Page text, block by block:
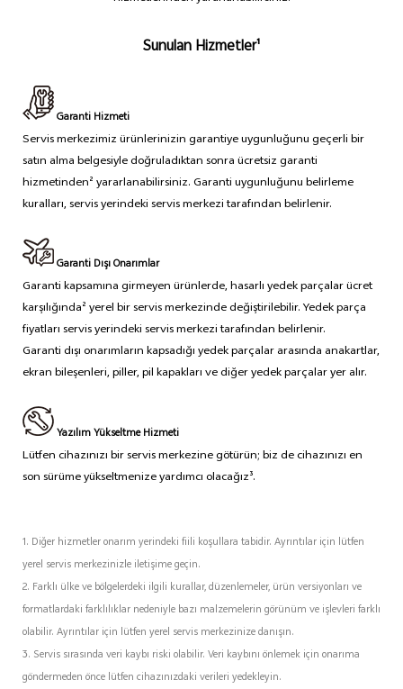
Sunulan Hizmetler¹
Garanti Hizmeti
Servis merkezimiz ürünlerinizin garantiye uygunluğunu geçerli bir
satın alma belgesiyle doğruladıktan sonra ücretsiz garanti
hizmetinden² yararlanabilirsiniz. Garanti uygunluğunu belirleme
kuralları, servis yerindeki servis merkezi tarafından belirlenir.
Garanti Dışı Onarımlar
Garanti kapsamına girmeyen ürünlerde, hasarlı yedek parçalar ücret
karşılığında² yerel bir servis merkezinde değiştirilebilir. Yedek parça
fiyatları servis yerindeki servis merkezi tarafından belirlenir.
Garanti dışı onarımların kapsadığı yedek parçalar arasında anakartlar,
ekran bileşenleri, piller, pil kapakları ve diğer yedek parçalar yer alır.
Yazılım Yükseltme Hizmeti
Lütfen cihazınızı bir servis merkezine götürün; biz de cihazınızı en
son sürüme yükseltmenize yardımcı olacağız³.
1. Diğer hizmetler onarım yerindeki fiili koşullara tabidir. Ayrıntılar için lütfen
yerel servis merkezinizle iletişime geçin.
2. Farklı ülke ve bölgelerdeki ilgili kurallar, düzenlemeler, ürün versiyonları ve
formatlardaki farklılıklar nedeniyle bazı malzemelerin görünüm ve işlevleri farklı
olabilir. Ayrıntılar için lütfen yerel servis merkezinize danışın.
3. Servis sırasında veri kaybı riski olabilir. Veri kaybını önlemek için onarıma
göndermeden önce lütfen cihazınızdaki verileri yedekleyin.